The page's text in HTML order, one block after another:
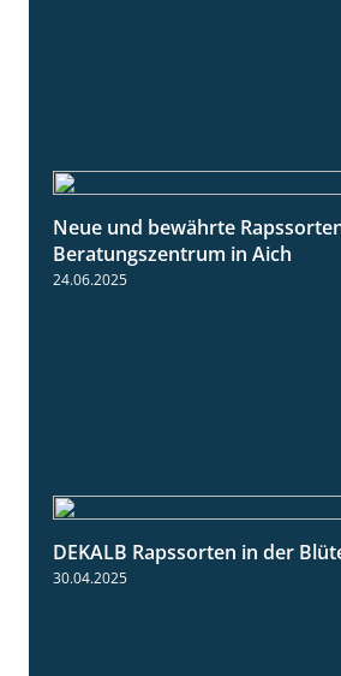
Neue und bewährte
Beratungszentrum in Aich
24.06.2025
DEKALB Rapssorten in der
30.04.2025